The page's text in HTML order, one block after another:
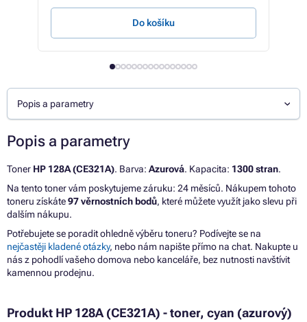
Do košíku
Popis a parametry
Popis a parametry
Toner HP 128A (CE321A). Barva: Azurová. Kapacita: 1300 stran.
Na tento toner vám poskytujeme záruku: 24 měsíců. Nákupem tohoto
toneru získáte97 věrnostních bodů, které můžete využít jako slevu při
dalším nákupu.
Potřebujete se poradit ohledně výběru toneru? Podívejte se na
nejčastěji kladené otázky, nebo nám napište přímo na chat. Nakupte u
nás z pohodlí vašeho domova nebo kanceláře, bez nutnosti navštívit
kamennou prodejnu.
Produkt HP 128A (CE321A) - toner, cyan (azurový)